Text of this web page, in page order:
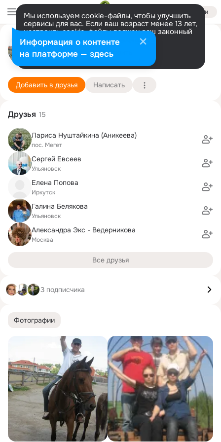
Войти
Мы используем cookie-файлы, чтобы улучшить
сервисы для вас. Если ваш возраст менее 13 лет,
настроить cookie-файлы должен ваш законный
представитель. Больше информации
Разрешить все Настроить
Владимир Фортушин
Москва 8 мая (59 лет)
Подробнее
Добавить в друзья Написать
Фотографии
Друзья 15
Лариса Нуштайкина (Аникеева)
пос. Мегет
Сергей Евсеев
Ульяновск
Елена Попова
Иркутск
Галина Белякова
Ульяновск
Александра Экс - Ведерникова
Москва
Все друзья
3 подписчика
Информация о контенте
на платформе — здесь